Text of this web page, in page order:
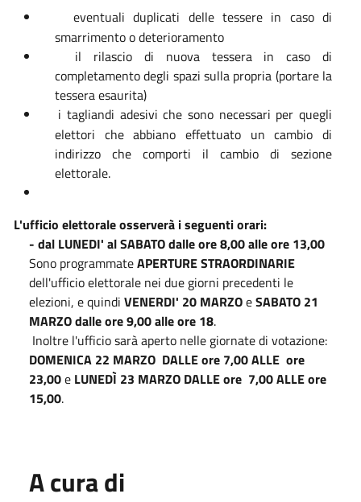
eventuali duplicati delle tessere in caso di
smarrimento o deterioramento
il rilascio di nuova tessera in caso di
completamento degli spazi sulla propria (portare la
tessera esaurita)
i tagliandi adesivi che sono necessari per quegli
elettori che abbiano effettuato un cambio di
indirizzo che comporti il cambio di sezione
elettorale.
L'ufficio elettorale osserverà i seguenti orari:
- dal LUNEDI' al SABATO dalle ore 8,00 alle ore 13,00
Sono programmateAPERTURE STRAORDINARIE
dell'ufficio elettorale nei due giorni precedenti le
elezioni, e quindi VENERDI' 20 MARZOeSABATO 21
MARZO dalle ore 9,00 alle ore 18.
Inoltre l'ufficio sarà aperto nelle giornate di votazione:
DOMENICA 22 MARZO DALLE ore 7,00 ALLE ore
23,00e LUNEDÌ 23 MARZO DALLE ore 7,00 ALLE ore
15,00.
A cura di